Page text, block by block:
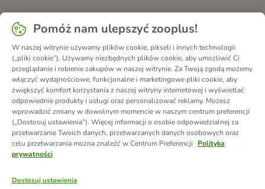
Pomóż nam ulepszyć zooplus!
W naszej witrynie używamy plików cookie, pikseli i innych technologii
(„pliki cookie”). Używamy niezbędnych plików cookie, aby umożliwić Ci
przeglądanie i robienie zakupów w naszej witrynie. Za Twoją zgodą możemy
włączyć wydajnościowe, funkcjonalne i marketingowe pliki cookie, aby
zwiększyć komfort korzystania z naszej witryny internetowej i wyświetlać
odpowiednie produkty i usługi oraz personalizować reklamy. Możesz
wprowadzić zmiany w dowolnym momencie w naszym centrum preferencji
(„Dostosuj ustawienia”). Więcej informacji o osobie odpowiedzialnej za
przetwarzanie Twoich danych, przetwarzanych danych osobowych oraz
celu przetwarzania można znaleźć w Centrum Preferencji
Polityka
prywatności
Dostosuj ustawienia